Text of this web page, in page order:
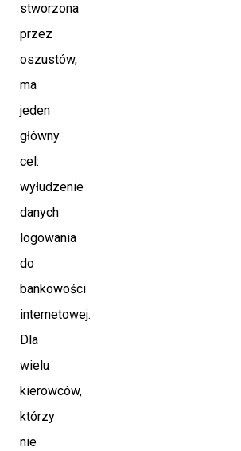
stworzona
przez
oszustów,
ma
jeden
główny
cel:
wyłudzenie
danych
logowania
do
bankowości
internetowej.
Dla
wielu
kierowców,
którzy
nie